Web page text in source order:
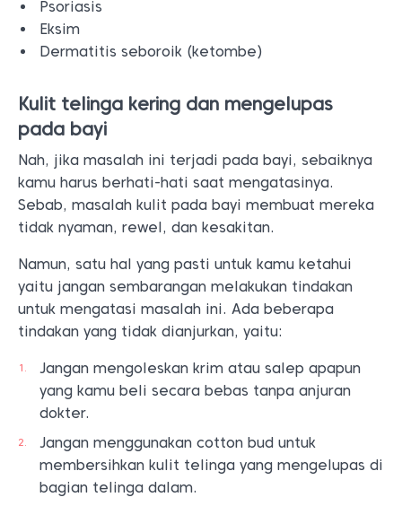
Psoriasis
Eksim
Dermatitis seboroik (ketombe)
Kulit telinga kering dan mengelupas
pada bayi
Nah, jika masalah ini terjadi pada bayi, sebaiknya
kamu harus berhati-hati saat mengatasinya.
Sebab, masalah kulit pada bayi membuat mereka
tidak nyaman, rewel, dan kesakitan.
Namun, satu hal yang pasti untuk kamu ketahui
yaitu jangan sembarangan melakukan tindakan
untuk mengatasi masalah ini. Ada beberapa
tindakan yang tidak dianjurkan, yaitu:
Jangan mengoleskan krim atau salep apapun
yang kamu beli secara bebas tanpa anjuran
dokter.
Jangan menggunakan cotton bud untuk
membersihkan kulit telinga yang mengelupas di
bagian telinga dalam.